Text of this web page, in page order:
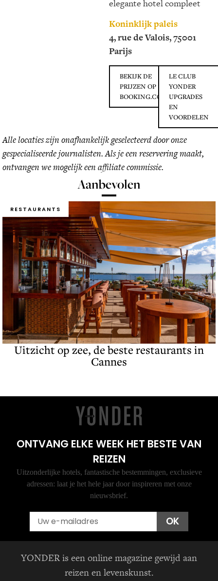
elegante hotel compleet
Koninklijk paleis
4, rue de Valois, 75001
Parijs
BEKIJK DE
PRIJZEN OP
BOOKING.COM
LE CLUB
YONDER
UPGRADES
EN
VOORDELEN
Alle locaties zijn onafhankelijk geselecteerd door onze
gespecialiseerde journalisten. Als je een reservering maakt,
ontvangen we mogelijk een affiliate commissie.
Aanbevolen
RESTAURANTS
Uitzicht op zee, de beste restaurants in
Cannes
ONTVANG ELKE WEEK HET BESTE VAN
REIZEN
Uitzonderlijke hotels, fantastische bestemmingen, exclusieve
adressen: laat je het hele jaar door inspireren met onze
nieuwsbrief.
OK
YONDER is een online magazine gewijd aan
reizen en levenskunst.